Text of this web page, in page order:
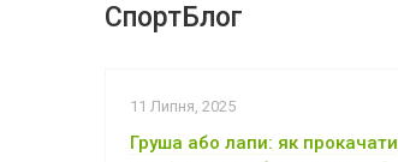
СпортБлог
11 Липня, 2025
Груша або лапи: як прокачати